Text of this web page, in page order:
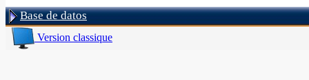
Base de datos
Version classique